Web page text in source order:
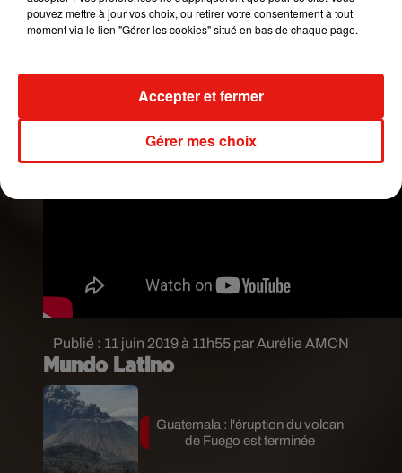
Publié : 11 juin 2019 à 11h55 par Aurélie AMCN
semble déjà tout tracé.
Mundo Latino
Guatemala : l'éruption du volcan
de Fuego est terminée
pouvez mettre à jour vos choix, ou retirer votre consentement à tout
moment via le lien "Gérer les cookies" situé en bas de chaque page.
Gérer mes choix
Accepter et fermer